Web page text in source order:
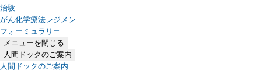
（新しいタブで開きます）
治験
がん化学療法レジメン
フォーミュラリー
（PDFファイル、新しいタブで開きます）
メニューを閉じる
人間ドックのご案内
人間ドックのご案内